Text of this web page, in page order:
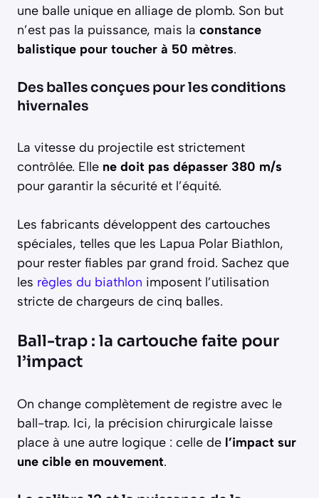
une balle unique en alliage de plomb. Son but
n’est pas la puissance, mais la constance
balistique pour toucher à 50 mètres.
Des balles conçues pour les conditions
hivernales
La vitesse du projectile est strictement
contrôlée. Elle ne doit pas dépasser 380 m/s
pour garantir la sécurité et l’équité.
Les fabricants développent des cartouches
spéciales, telles que les Lapua Polar Biathlon,
pour rester fiables par grand froid. Sachez que
les règles du biathlon imposent l’utilisation
stricte de chargeurs de cinq balles.
Ball-trap : la cartouche faite pour
l’impact
On change complètement de registre avec le
ball-trap. Ici, la précision chirurgicale laisse
place à une autre logique : celle de l’impact sur
une cible en mouvement.